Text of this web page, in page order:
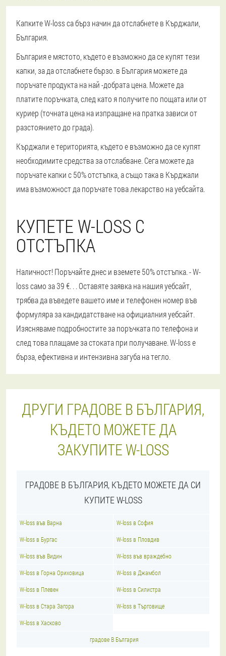
Капките W-loss са бърз начин да отслабнете в Кърджали,
България.
България е мястото, където е възможно да се купят тези
капки, за да отслабнете бързо. в България можете да
поръчате продукта на най -добрата цена. Можете да
платите поръчката, след като я получите по пощата или от
куриер (точната цена на изпращане на пратка зависи от
разстоянието до града).
Кърджали е територията, където е възможно да се купят
необходимите средства за отслабване. Сега можете да
поръчате капки с 50% отстъпка, а също така в Кърджали
има възможност да поръчате това лекарство на уебсайта.
КУПЕТЕ W-LOSS С
ОТСТЪПКА
Наличност! Поръчайте днес и вземете 50% отстъпка. - W-
loss само за 39 €. . . Оставяте заявка на нашия уебсайт,
трябва да въведете вашето име и телефонен номер във
формуляра за кандидатстване на официалния уебсайт.
Изясняваме подробностите за поръчката по телефона и
след това плащаме за стоката при получаване. W-loss е
бърза, ефективна и интензивна загуба на тегло.
ДРУГИ ГРАДОВЕ В БЪЛГАРИЯ,
КЪДЕТО МОЖЕТЕ ДА
ЗАКУПИТЕ W-LOSS
ГРАДОВЕ В БЪЛГАРИЯ, КЪДЕТО МОЖЕТЕ ДА СИ
КУПИТЕ W-LOSS
W-loss във Варна W-loss в София
W-loss в Бургас W-loss в Пловдив
W-loss във Видин W-loss във враждебно
W-loss в Горна Ориховица W-loss в Джамбол
W-loss в Плевен W-loss в Силистра
W-loss в Стара Загора W-loss в Търговище
W-loss в Хасково
градове В България